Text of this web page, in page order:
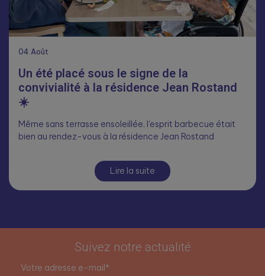
04 Août
Un été placé sous le signe de la
convivialité à la résidence Jean Rostand
☀️
Même sans terrasse ensoleillée, l’esprit barbecue était
bien au rendez-vous à la résidence Jean Rostand
Lire la suite
Suivez notre actualité
Votre adresse e-mail*